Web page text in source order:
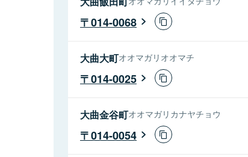
014-0068
大曲大町オオマガリオオマチ
014-0025
大曲金谷町オオマガリカナヤチョウ
014-0054